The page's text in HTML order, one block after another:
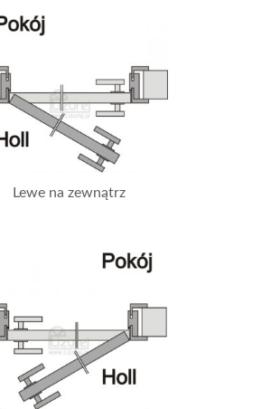
Lewe na zewnątrz